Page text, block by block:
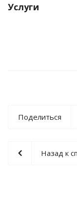
Услуги
Поделиться
Назад к